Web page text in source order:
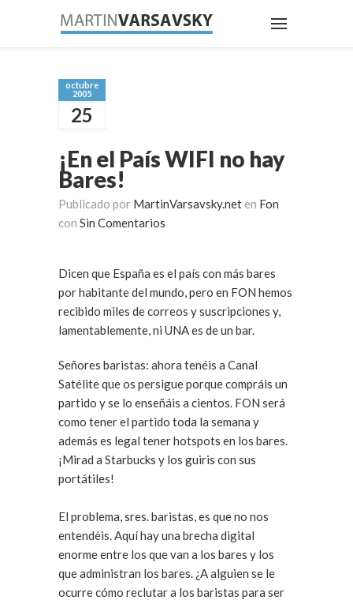
octubre
2005
25
¡En el País WIFI no hay
Bares!
Publicado por MartinVarsavsky.net en Fon
con Sin Comentarios
Dicen que España es el país con más bares
por habitante del mundo, pero en FON hemos
recibido miles de correos y suscripciones y,
lamentablemente, ni UNA es de un bar.
Señores baristas: ahora tenéis a Canal
Satélite que os persigue porque compráis un
partido y se lo enseñáis a cientos. FON será
como tener el partido toda la semana y
además es legal tener hotspots en los bares.
¡Mirad a Starbucks y los guiris con sus
portátiles!
El problema, sres. baristas, es que no nos
entendéis. Aquí hay una brecha digital
enorme entre los que van a los bares y los
que administran los bares. ¿A alguien se le
ocurre cómo reclutar a los baristas para ser